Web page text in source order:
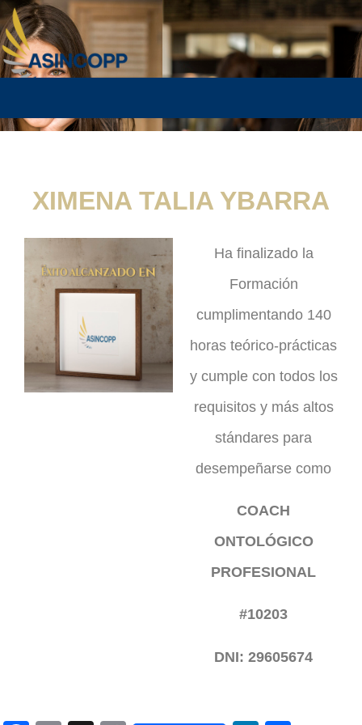
XIMENA TALIA YBARRA
Ha finalizado la
Formación
cumplimentando 140
horas teórico-prácticas
y cumple con todos los
requisitos y más altos
stándares para
desempeñarse como
COACH
ONTOLÓGICO
PROFESIONAL
#10203
DNI: 29605674